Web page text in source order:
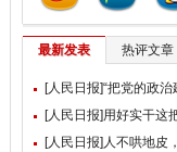
最新发表 热评文章